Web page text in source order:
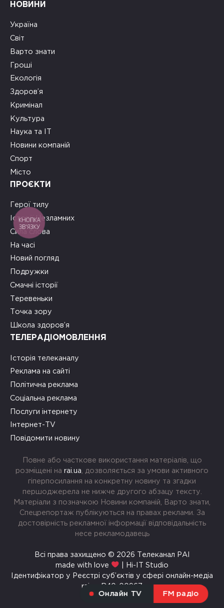
Онлайн TV FM радіо
НОВИНИ
Україна
Світ
Варто знати
Гроші
Екологія
Здоров’я
Кримінал
Культура
Наука та ІТ
Новини компаній
Спорт
Місто
ПРОЄКТИ
Герої тилу
Історії Незламних
Сила слова
На часі
Новий погляд
Подружки
Смачні історії
Теревеньки
Точка зору
Школа здоров’я
ТЕЛЕРАДІОМОВЛЕННЯ
Історія телеканалу
Реклама на сайті
Політична реклама
Соціальна реклама
Послуги інтернету
Інтернет-TV
Повідомити новину
Повне або часткове використання матеріалів, що
розміщені на rai.ua , дозволяється за умови активного
гіперпосилання на конкретну новину та згадки
першоджерела не нижче другого абзацу тексту.
Матеріали з позначкою Новини компаній, Варто знати,
Спецрепортаж публікуються на правах реклами. За
достовірність рекламної інформації відповідальність
несе рекламодавець
Всі права захищено © 2026 Телеканал РАІ
made with love
| Hi-IT Studio
Ідентифікатор у Реєстрі суб’єктів у сфері онлайн-медіа
rai.ua R40-00967
КНОПКА
ЗВ'ЯЗКУ